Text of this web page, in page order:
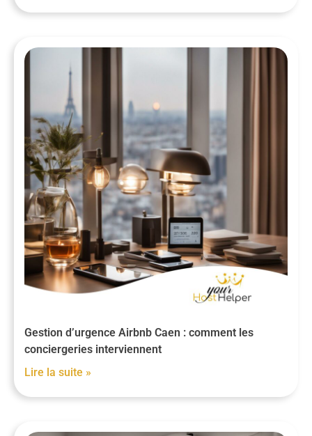
Gestion d’urgence Airbnb Caen : comment les
conciergeries interviennent
Lire la suite »